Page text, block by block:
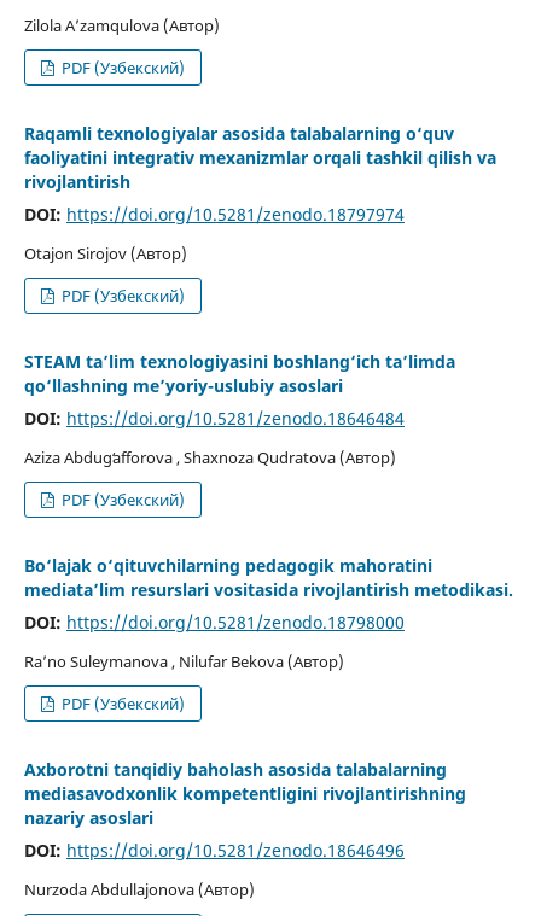
Zilola A’zamqulova (Автор)
PDF (Узбекский)
Raqamli texnologiyalar asosida talabalarning o‘quv
faoliyatini integrativ mexanizmlar orqali tashkil qilish va
rivojlantirish
DOI: https://doi.org/10.5281/zenodo.18797974
Otajon Sirojov (Автор)
PDF (Узбекский)
STEAM ta’lim texnologiyasini boshlang‘ich ta’limda
qo‘llashning me’yoriy-uslubiy asoslari
DOI: https://doi.org/10.5281/zenodo.18646484
Aziza Abdugʻafforova , Shaxnoza Qudratova (Автор)
PDF (Узбекский)
Bo‘lajak o‘qituvchilarning pedagogik mahoratini
mediataʼlim resurslari vositasida rivojlantirish metodikasi.
DOI: https://doi.org/10.5281/zenodo.18798000
Ra’no Suleymanova , Nilufar Bekova (Автор)
PDF (Узбекский)
Axborotni tanqidiy baholash asosida talabalarning
mediasavodxonlik kompetentligini rivojlantirishning
nazariy asoslari
DOI: https://doi.org/10.5281/zenodo.18646496
Nurzoda Abdullajonova (Автор)